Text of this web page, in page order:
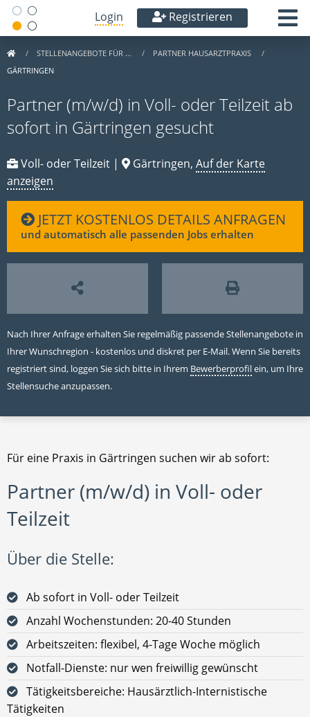
Login Registrieren
STELLENANGEBOTE FÜR …
PARTNER HAUSARZTPRAXIS
GÄRTRINGEN
Partner (m/w/d) in Voll- oder Teilzeit ab
sofort in Gärtringen gesucht
Voll- oder Teilzeit | Gärtringen, Auf der Karte
anzeigen
JETZT KOSTENLOS DETAILS ANFRAGEN
und automatisch alle passenden Jobs erhalten
Nach Ihrer Anfrage erhalten Sie regelmäßig passende Stellenangebote in
Ihrer Wunschregion - kostenlos und diskret per E-Mail. Wenn Sie bereits
registriert sind, loggen Sie sich bitte in Ihrem Bewerberprofilein, um Ihre
Stellensuche anzupassen.
Für eine Praxis in Gärtringen suchen wir ab sofort:
Partner (m/w/d) in Voll- oder
Teilzeit
Über die Stelle:
Ab sofort in Voll- oder Teilzeit
Anzahl Wochenstunden: 20-40 Stunden
Arbeitszeiten: flexibel, 4-Tage Woche möglich
Notfall-Dienste: nur wen freiwillig gewünscht
Tätigkeitsbereiche: Hausärztlich-Internistische
Tätigkeiten